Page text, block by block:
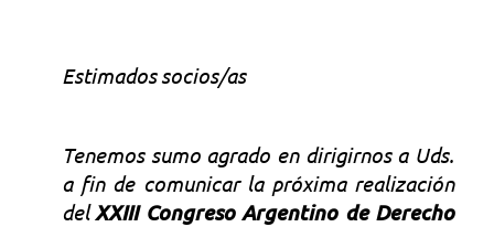
Estimados socios/as
Tenemos sumo agrado en dirigirnos a Uds.
a fin de comunicar la próxima realización
delXXIII Congreso Argentino de Derecho